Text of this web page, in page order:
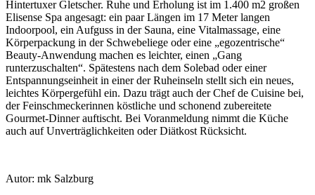
Hintertuxer Gletscher. Ruhe und Erholung ist im 1.400 m2 großen
Elisense Spa angesagt: ein paar Längen im 17 Meter langen
Indoorpool, ein Aufguss in der Sauna, eine Vitalmassage, eine
Körperpackung in der Schwebeliege oder eine „egozentrische“
Beauty-Anwendung machen es leichter, einen „Gang
runterzuschalten“. Spätestens nach dem Solebad oder einer
Entspannungseinheit in einer der Ruheinseln stellt sich ein neues,
leichtes Körpergefühl ein. Dazu trägt auch der Chef de Cuisine bei,
der Feinschmeckerinnen köstliche und schonend zubereitete
Gourmet-Dinner auftischt. Bei Voranmeldung nimmt die Küche
auch auf Unverträglichkeiten oder Diätkost Rücksicht.
Autor: mk Salzburg